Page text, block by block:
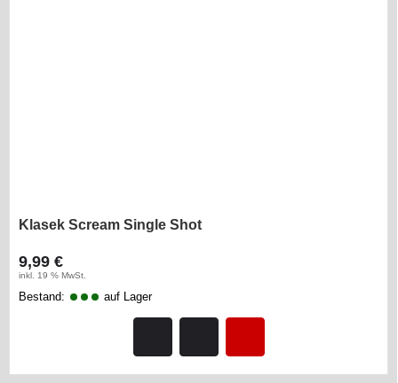
Klasek Scream Single Shot
9,99 €
inkl. 19 % MwSt.
Bestand: auf Lager